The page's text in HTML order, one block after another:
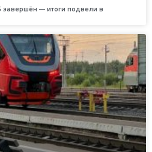
завершён — итоги подвели в